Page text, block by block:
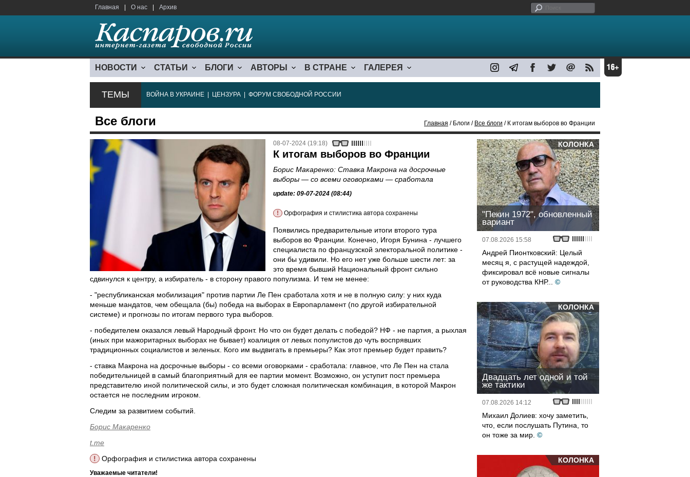
Главная О нас Архив
НОВОСТИ СТАТЬИ БЛОГИ АВТОРЫ В СТРАНЕ ГАЛЕРЕЯ
ТЕМЫ ВОЙНА В УКРАИНЕ ЦЕНЗУРА ФОРУМ СВОБОДНОЙ РОССИИ
Все блоги Главная / Блоги / Все блоги / К итогам выборов во Франции
08-07-2024 (19:18)
К итогам выборов во Франции
Борис Макаренко: Ставка Макрона на досрочные
выборы — со всеми оговорками — сработала
update: 09-07-2024 (08:44)
! Орфография и стилистика автора сохранены
Появились предварительные итоги второго тура
выборов во Франции. Конечно, Игоря Бунина - лучшего
специалиста по французской электоральной политике -
они бы удивили. Но его нет уже больше шести лет: за
это время бывший Национальный фронт сильно
сдвинулся к центру, а избиратель - в сторону правого популизма. И тем не менее:
- "республиканская мобилизация" против партии Ле Пен сработала хотя и не в полную силу: у них куда
меньше мандатов, чем обещала (бы) победа на выборах в Европарламент (по другой избирательной
системе) и прогнозы по итогам первого тура выборов.
- победителем оказался левый Народный фронт. Но что он будет делать с победой? НФ - не партия, а рыхлая
(иных при мажоритарных выборах не бывает) коалиция от левых популистов до чуть воспрявших
традиционных социалистов и зеленых. Кого им выдвигать в премьеры? Как этот премьер будет править?
- ставка Макрона на досрочные выборы - со всеми оговорками - сработала: главное, что Ле Пен на стала
победительницей в самый благоприятный для ее партии момент. Возможно, он уступит пост премьера
представителю иной политической силы, и это будет сложная политическая комбинация, в которой Макрон
остается не последним игроком.
Следим за развитием событий.
Борис Макаренко
t.me
!
Орфография и стилистика автора сохранены
Уважаемые читатели!
КОЛОНКА
"Пекин 1972", обновленный
вариант
07.08.2026 15:58
Андрей Пионтковский: Целый
месяц я, с растущей надеждой,
фиксировал всё новые сигналы
от руководства КНР...
©
КОЛОНКА
Двадцать лет одной и той
же тактики
07.08.2026 14:12
Михаил Долиев: хочу заметить,
что, если послушать Путина, то
он тоже за мир. ©
КОЛОНКА